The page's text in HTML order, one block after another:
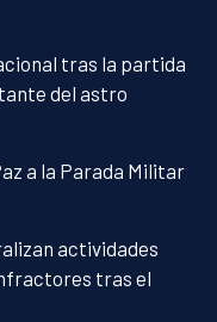
tras la partida
del astro
a la Parada Militar
actividades
tras el